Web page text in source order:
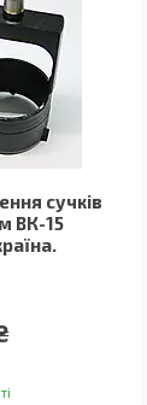
сучків
ВК-15